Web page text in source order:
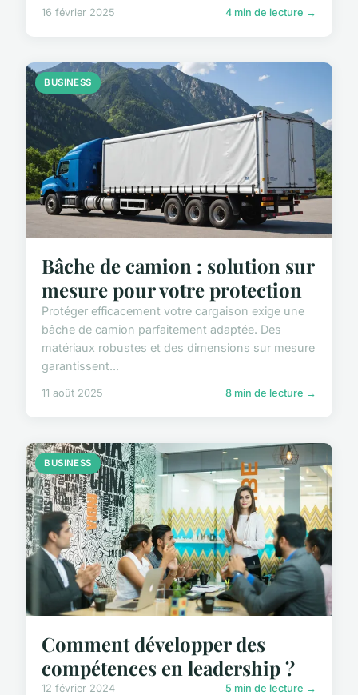
16 février 2025 4 min de lecture →
BUSINESS
Bâche de camion : solution sur
mesure pour votre protection
Protéger efficacement votre cargaison exige une
bâche de camion parfaitement adaptée. Des
matériaux robustes et des dimensions sur mesure
garantissent...
11 août 2025 8 min de lecture →
BUSINESS
Comment développer des
compétences en leadership ?
12 février 2024 5 min de lecture →